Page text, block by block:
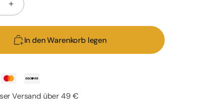
Erhöhe
Menge
für
EU4HORSE
Nähröl
für
In den Warenkorb legen
Versand über 49 €